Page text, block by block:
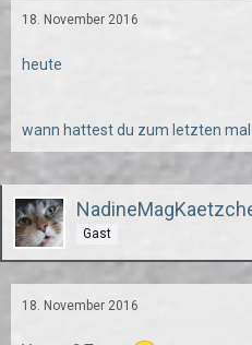
18. November 2016
heute
wann hattest du zum letzten
Gast
18. November 2016